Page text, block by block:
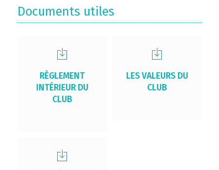
Documents utiles
RÈGLEMENT
INTÉRIEUR DU
CLUB
LES VALEURS DU
CLUB